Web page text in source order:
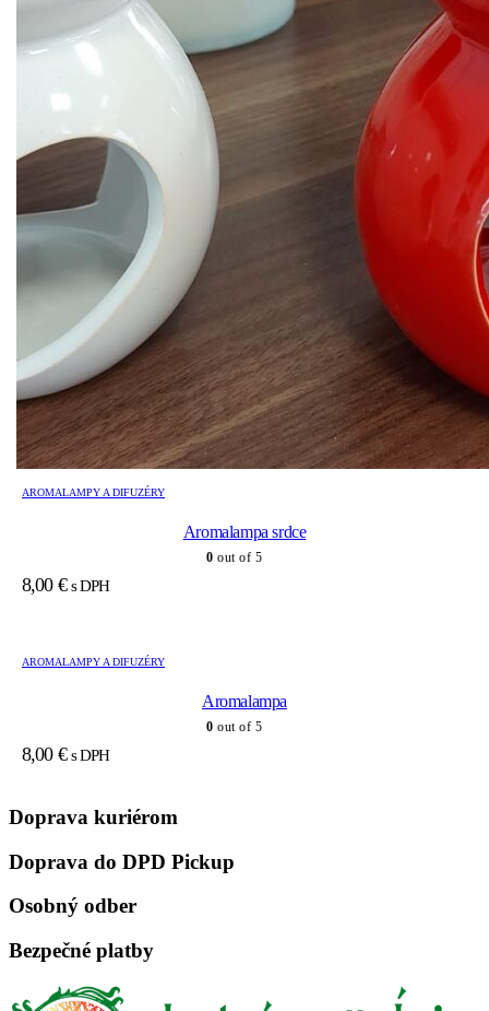
AROMALAMPY A DIFUZÉRY
Aromalampa srdce
0 out of 5
8,00 € s DPH
AROMALAMPY A DIFUZÉRY
Aromalampa
0 out of 5
8,00 € s DPH
Doprava kuriérom
Doprava do DPD Pickup
Osobný odber
Bezpečné platby